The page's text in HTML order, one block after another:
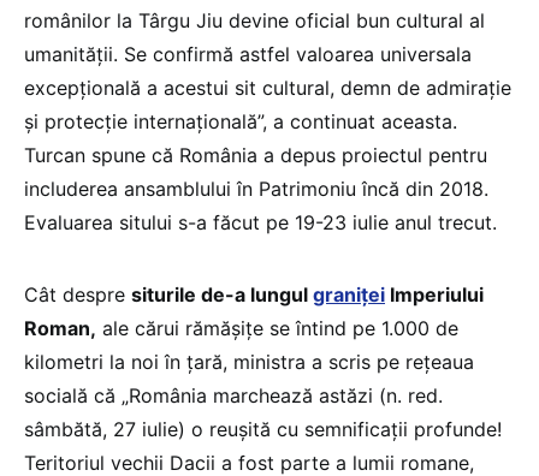
românilor la Târgu Jiu devine oficial bun cultural al
umanității. Se confirmă astfel valoarea universala
excepțională a acestui sit cultural, demn de admirație
și protecție internațională”, a continuat aceasta.
Turcan spune că România a depus proiectul pentru
includerea ansamblului în Patrimoniu încă din 2018.
Evaluarea sitului s-a făcut pe 19-23 iulie anul trecut.
Cât despre siturile de-a lungul graniței Imperiului
Roman, ale cărui rămășițe se întind pe 1.000 de
kilometri la noi în țară, ministra a scris pe rețeaua
socială că „România marchează astăzi (n. red.
sâmbătă, 27 iulie) o reușită cu semnificații profunde!
Teritoriul vechii Dacii a fost parte a lumii romane,